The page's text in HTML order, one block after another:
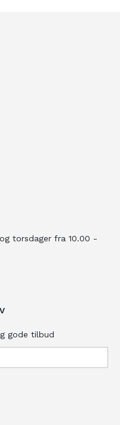
torsdager fra 10.00 -
gode tilbud